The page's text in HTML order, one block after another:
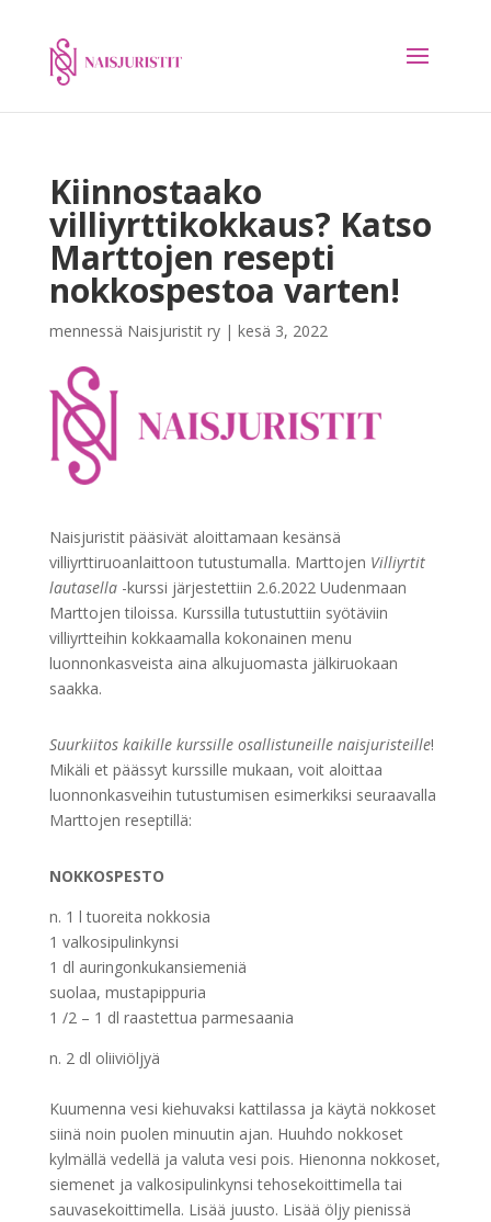
Kiinnostaako
villiyrttikokkaus? Katso
Marttojen resepti
nokkospestoa varten!
mennessä Naisjuristit ry| kesä 3, 2022
Naisjuristit pääsivät aloittamaan kesänsä
villiyrttiruoanlaittoon tutustumalla. Marttojen Villiyrtit
lautasella-kurssi järjestettiin 2.6.2022 Uudenmaan
Marttojen tiloissa. Kurssilla tutustuttiin syötäviin
villiyrtteihin kokkaamalla kokonainen menu
luonnonkasveista aina alkujuomasta jälkiruokaan
saakka.
Suurkiitos kaikille kurssille osallistuneille naisjuristeille!
Mikäli et päässyt kurssille mukaan, voit aloittaa
luonnonkasveihin tutustumisen esimerkiksi seuraavalla
Marttojen reseptillä:
NOKKOSPESTO
n. 1 l tuoreita nokkosia
1 valkosipulinkynsi
1 dl auringonkukansiemeniä
suolaa, mustapippuria
1 /2 – 1 dl raastettua parmesaania
n. 2 dl oliiviöljyä
Kuumenna vesi kiehuvaksi kattilassa ja käytä nokkoset
siinä noin puolen minuutin ajan. Huuhdo nokkoset
kylmällä vedellä ja valuta vesi pois. Hienonna nokkoset,
siemenet ja valkosipulinkynsi tehosekoittimella tai
sauvasekoittimella. Lisää juusto. Lisää öljy pienissä